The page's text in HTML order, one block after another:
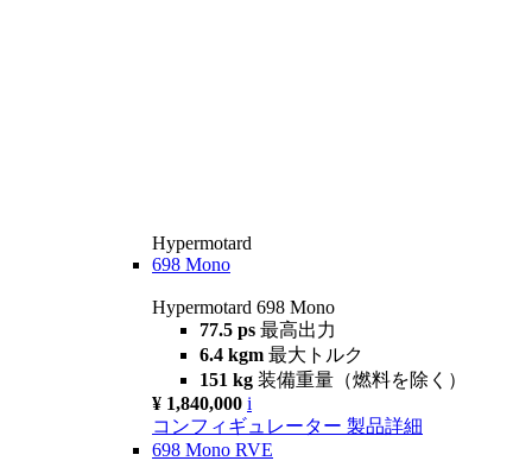
Hypermotard
698 Mono
Hypermotard 698 Mono
77.5 ps 最高出力
6.4 kgm 最大トルク
151 kg 装備重量（燃料を除く）
¥ 1,840,000 i
コンフィギュレーター 製品詳細
698 Mono RVE